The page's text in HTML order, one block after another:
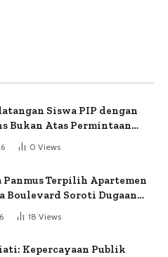
Siswa PIP dengan
Bukan Atas Permintaan
0 Views
Panmus Terpilih Apartemen
Boulevard Soroti Dugaan
Voting
18 Views
Kepercayaan Publik